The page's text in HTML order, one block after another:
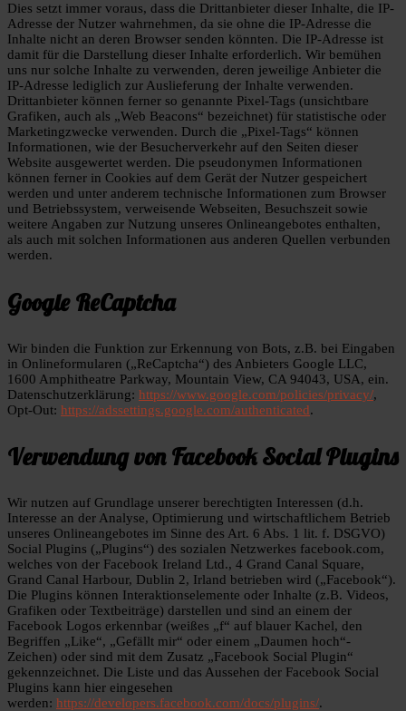
Dies setzt immer voraus, dass die Drittanbieter dieser Inhalte, die IP-
Adresse der Nutzer wahrnehmen, da sie ohne die IP-Adresse die
Inhalte nicht an deren Browser senden könnten. Die IP-Adresse ist
damit für die Darstellung dieser Inhalte erforderlich. Wir bemühen
uns nur solche Inhalte zu verwenden, deren jeweilige Anbieter die
IP-Adresse lediglich zur Auslieferung der Inhalte verwenden.
Drittanbieter können ferner so genannte Pixel-Tags (unsichtbare
Grafiken, auch als „Web Beacons“ bezeichnet) für statistische oder
Marketingzwecke verwenden. Durch die „Pixel-Tags“ können
Informationen, wie der Besucherverkehr auf den Seiten dieser
Website ausgewertet werden. Die pseudonymen Informationen
können ferner in Cookies auf dem Gerät der Nutzer gespeichert
werden und unter anderem technische Informationen zum Browser
und Betriebssystem, verweisende Webseiten, Besuchszeit sowie
weitere Angaben zur Nutzung unseres Onlineangebotes enthalten,
als auch mit solchen Informationen aus anderen Quellen verbunden
werden.
Google ReCaptcha
Wir binden die Funktion zur Erkennung von Bots, z.B. bei Eingaben
in Onlineformularen („ReCaptcha“) des Anbieters Google LLC,
1600 Amphitheatre Parkway, Mountain View, CA 94043, USA, ein.
Datenschutzerklärung: https://www.google.com/policies/privacy/,
Opt-Out: https://adssettings.google.com/authenticated.
Verwendung von Facebook Social Plugins
Wir nutzen auf Grundlage unserer berechtigten Interessen (d.h.
Interesse an der Analyse, Optimierung und wirtschaftlichem Betrieb
unseres Onlineangebotes im Sinne des Art. 6 Abs. 1 lit. f. DSGVO)
Social Plugins („Plugins“) des sozialen Netzwerkes facebook.com,
welches von der Facebook Ireland Ltd., 4 Grand Canal Square,
Grand Canal Harbour, Dublin 2, Irland betrieben wird („Facebook“).
Die Plugins können Interaktionselemente oder Inhalte (z.B. Videos,
Grafiken oder Textbeiträge) darstellen und sind an einem der
Facebook Logos erkennbar (weißes „f“ auf blauer Kachel, den
Begriffen „Like“, „Gefällt mir“ oder einem „Daumen hoch“-
Zeichen) oder sind mit dem Zusatz „Facebook Social Plugin“
gekennzeichnet. Die Liste und das Aussehen der Facebook Social
Plugins kann hier eingesehen
werden: https://developers.facebook.com/docs/plugins/.